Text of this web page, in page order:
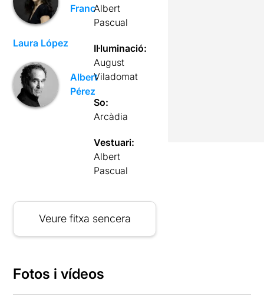
Franc
Laura López
Albert
Pérez
Albert
Pascual
Il·luminació:
August
Viladomat
So:
Arcàdia
Vestuari:
Albert
Pascual
Veure fitxa sencera
Fotos i vídeos